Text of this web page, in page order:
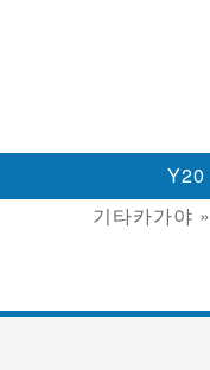
Y20
기타카가야 »